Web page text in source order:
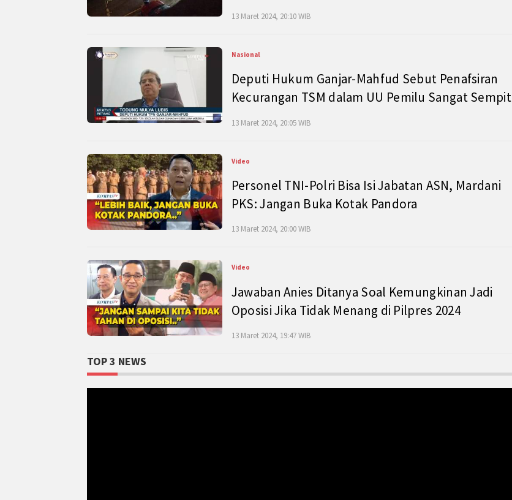
13 Maret 2024, 20:10 WIB
Nasional
Deputi Hukum Ganjar-Mahfud Sebut Penafsiran
Kecurangan TSM dalam UU Pemilu Sangat Sempit
13 Maret 2024, 20:05 WIB
Video
Personel TNI-Polri Bisa Isi Jabatan ASN, Mardani
PKS: Jangan Buka Kotak Pandora
13 Maret 2024, 20:00 WIB
Video
Jawaban Anies Ditanya Soal Kemungkinan Jadi
Oposisi Jika Tidak Menang di Pilpres 2024
13 Maret 2024, 19:47 WIB
TOP 3 NEWS